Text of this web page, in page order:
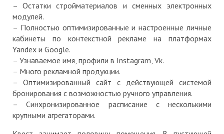
– Остатки стройматериалов и сменных электронных
модулей.
– Полностью оптимизированные и настроенные личные
кабинеты по контекстной рекламе на платформах
Yandex и Google.
– Узнаваемое имя, профили в Instagram, Vk.
– Много рекламной продукции.
– Оптимизированный сайт с действующей системой
бронирования с возможностью ручного управления.
– Синхронизированное расписание с несколькими
крупными агрегаторами.